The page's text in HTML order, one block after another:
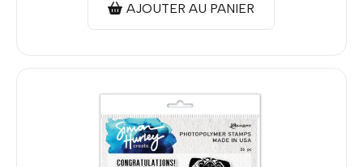
AJOUTER AU PANIER